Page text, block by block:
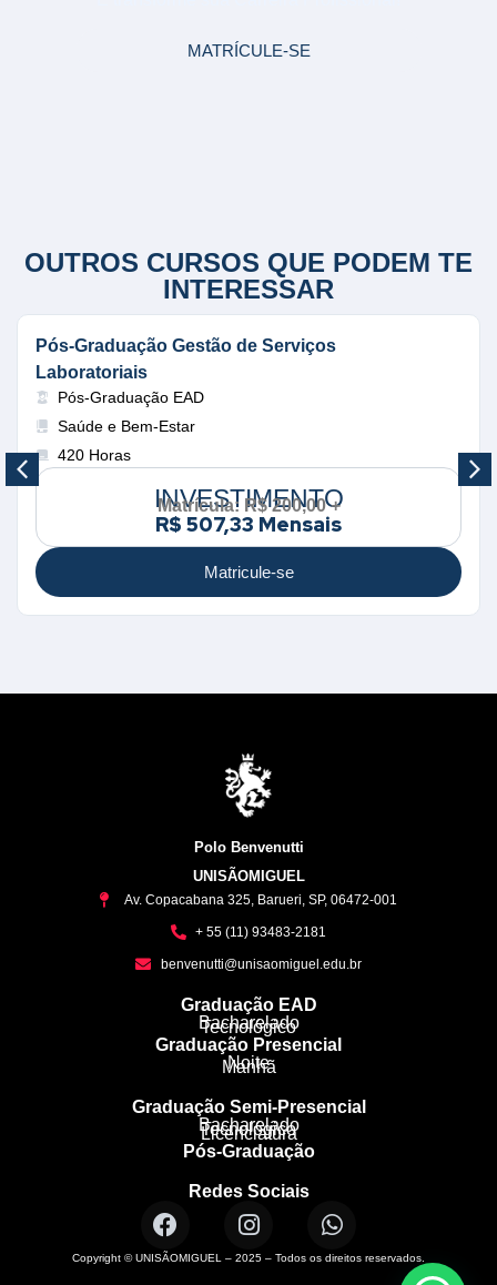
MATRÍCULE-SE
OUTROS CURSOS QUE PODEM TE
INTERESSAR
Pós-Graduação Gestão de Serviços
Laboratoriais
Pós-Graduação EAD
Saúde e Bem-Estar
420 Horas
Matricule-se
INVESTIMENTO
Matrícula: R$ 200,00 +
R$ 507,33 Mensais
Polo Benvenutti
UNISÃOMIGUEL
Av. Copacabana 325, Barueri, SP, 06472-001
+ 55 (11) 93483-2181
benvenutti@unisaomiguel.edu.br
Graduação EAD
Bacharelado
Tecnológico
Graduação Presencial
Noite
Manhã
Graduação Semi-Presencial
Bacharelado
Tecnológico
Licenciatura
Pós-Graduação
Redes Sociais
Copyright © UNISÃOMIGUEL – 2025 – Todos os direitos reservados.